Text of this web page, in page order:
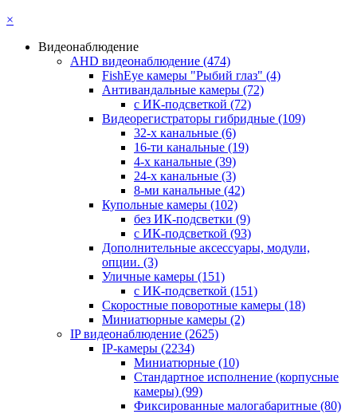
×
Видеонаблюдение
AHD видеонаблюдение (474)
FishEye камеры "Рыбий глаз" (4)
Антивандальные камеры (72)
с ИК-подсветкой (72)
Видеорегистраторы гибридные (109)
32-х канальные (6)
16-ти канальные (19)
4-х канальные (39)
24-х канальные (3)
8-ми канальные (42)
Купольные камеры (102)
без ИК-подсветки (9)
с ИК-подсветкой (93)
Дополнительные аксессуары, модули,
опции. (3)
Уличные камеры (151)
с ИК-подсветкой (151)
Скоростные поворотные камеры (18)
Миниатюрные камеры (2)
IP видеонаблюдение (2625)
IP-камеры (2234)
Миниатюрные (10)
Стандартное исполнение (корпусные
камеры) (99)
Фиксированные малогабаритные (80)